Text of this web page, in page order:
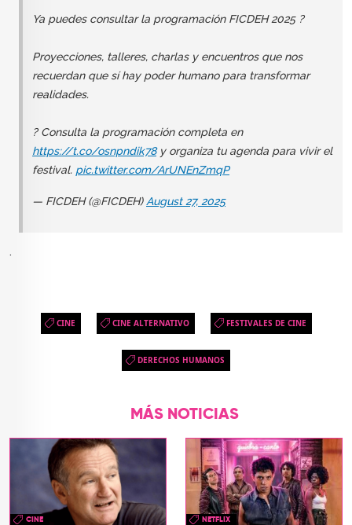
Ya puedes consultar la programación FICDEH 2025 ?
Proyecciones, talleres, charlas y encuentros que nos
recuerdan que sí hay poder humano para transformar
realidades.
? Consulta la programación completa en
https://t.co/osnpndik78y organiza tu agenda para vivir el
festival. pic.twitter.com/ArUNEnZmqP
— FICDEH (@FICDEH)August 27, 2025
.
CINE CINE ALTERNATIVO FESTIVALES DE CINE
DERECHOS HUMANOS
MÁS NOTICIAS
CINE NETFLIX